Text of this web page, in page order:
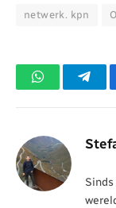
netwerk. kpn
WhatsApp